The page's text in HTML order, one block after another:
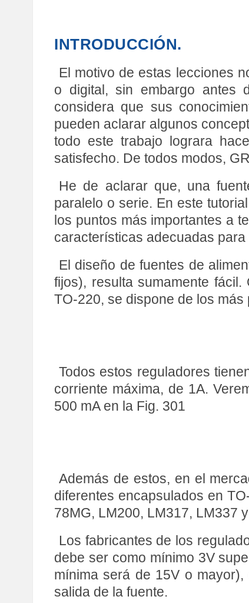
INTRODUCCIÓN.
El motivo de estas lecciones
o digital, sin embargo antes
considera que sus
pueden aclarar algunos
todo este trabajo lograra
satisfecho. De todos modos,
He de aclarar que, una
paralelo o serie. En este
los puntos más importantes a
características adecuadas
El diseño de fuentes de
fijos), resulta sumamente
TO-220, se dispone de los
Todos estos reguladores
corriente máxima, de 1A.
500 mA en la Fig. 301
Además de estos, en el
diferentes encapsulados en
78MG, LM200, LM317, LM337
Los fabricantes de los
debe ser como mínimo 3V
mínima será de 15V o
salida de la fuente.